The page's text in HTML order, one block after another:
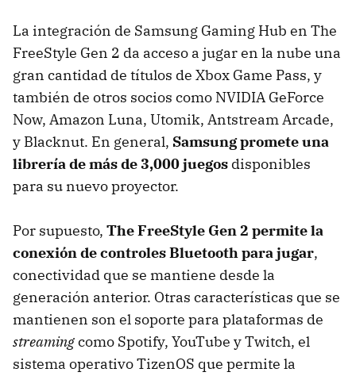
La integración de Samsung Gaming Hub en The
FreeStyle Gen 2 da acceso a jugar en la nube una
gran cantidad de títulos de Xbox Game Pass, y
también de otros socios como NVIDIA GeForce
Now, Amazon Luna, Utomik, Antstream Arcade,
y Blacknut. En general, Samsung promete una
librería de más de 3,000 juegos disponibles
para su nuevo proyector.
Por supuesto, The FreeStyle Gen 2 permite la
conexión de controles Bluetooth para jugar,
conectividad que se mantiene desde la
generación anterior. Otras características que se
mantienen son el soporte para plataformas de
streamingcomo Spotify, YouTube y Twitch, el
sistema operativo TizenOS que permite la